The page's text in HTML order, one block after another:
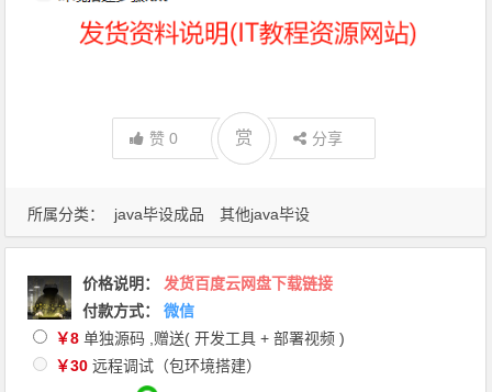
赞0 赏
赏 分享
所属分类： java毕设成品 其他java毕设
价格说明 ：
发货百度云网盘下载链接
付款方式：
微信
￥8单独源码 ,赠送( 开发工具 + 部署视频 )
￥30远程调试（包环境搭建）